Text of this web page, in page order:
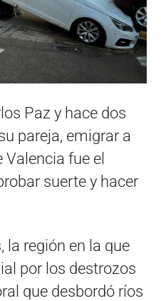
Paz y hace dos
pareja, emigrar a
Valencia fue el
suerte y hacer
la región en la que
por los destrozos
que desbordó ríos